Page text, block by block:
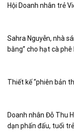
Hội Doanh nhân trẻ
Sahra Nguyễn, nhà
bằng” cho hạt cà
Thiết kế “phiên bản
Doanh nhân Đỗ Thu
dạn phấn đấu, tuổi